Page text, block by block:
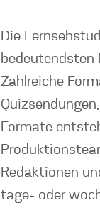
Die
bedeutendsten
Zahlreiche
Formate
Redaktionen
tage- oder